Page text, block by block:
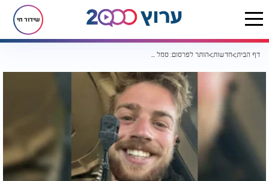
שידור חי
דף הבית חדשות הותר לפרסום: סמל ראשון עופרי יפה ז"ל נהרג בחאן יונס